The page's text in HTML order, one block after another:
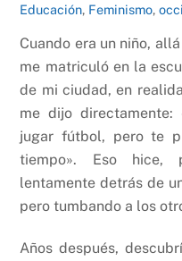
Educación, Feminismo,
Cuando era un niño,
me matriculó en la
de mi ciudad, en
me dijo directamente:
jugar fútbol, pero te
tiempo». Eso hice,
lentamente detrás de
pero tumbando a los
Años después,